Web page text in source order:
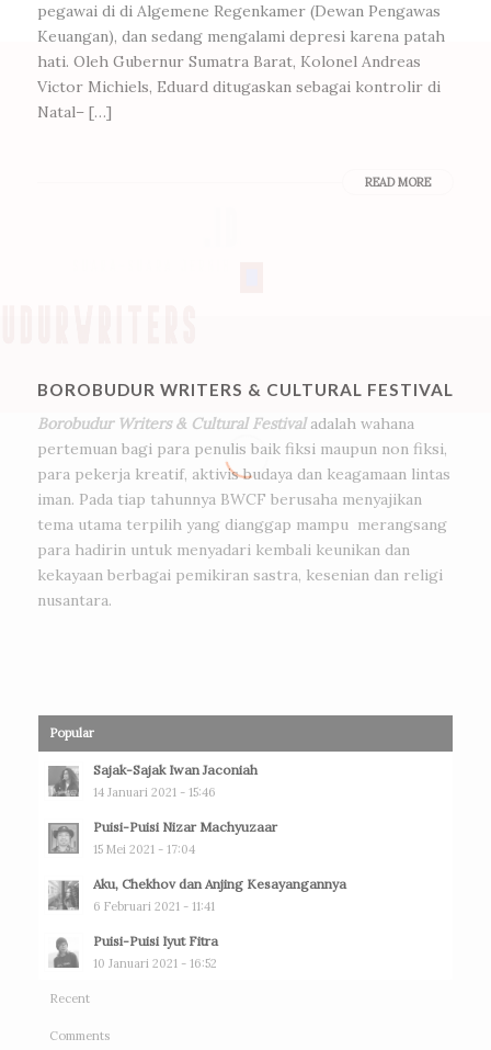
pegawai di di Algemene Regenkamer (Dewan Pengawas
Keuangan), dan sedang mengalami depresi karena patah
hati. Oleh Gubernur Sumatra Barat, Kolonel Andreas
Victor Michiels, Eduard ditugaskan sebagai kontrolir di
Natal– […]
READ MORE
BOROBUDUR WRITERS & CULTURAL FESTIVAL
Borobudur Writers & Cultural Festivaladalah wahana
pertemuan bagi para penulis baik fiksi maupun non fiksi,
para pekerja kreatif, aktivis budaya dan keagamaan lintas
iman. Pada tiap tahunnya BWCF berusaha menyajikan
tema utama terpilih yang dianggap mampu merangsang
para hadirin untuk menyadari kembali keunikan dan
kekayaan berbagai pemikiran sastra, kesenian dan religi
nusantara.
Popular
Sajak-Sajak Iwan Jaconiah
14 Januari 2021 - 15:46
Puisi-Puisi Nizar Machyuzaar
15 Mei 2021 - 17:04
Aku, Chekhov dan Anjing Kesayangannya
6 Februari 2021 - 11:41
Puisi-Puisi Iyut Fitra
10 Januari 2021 - 16:52
Recent
Comments